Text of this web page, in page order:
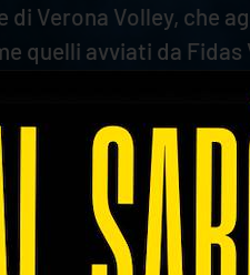
di Verona Volley, che
quelli avviati da
ha bisogno e
scelto di rinsaldare
Gioiella Prisma
realtà del
alla società sportiva